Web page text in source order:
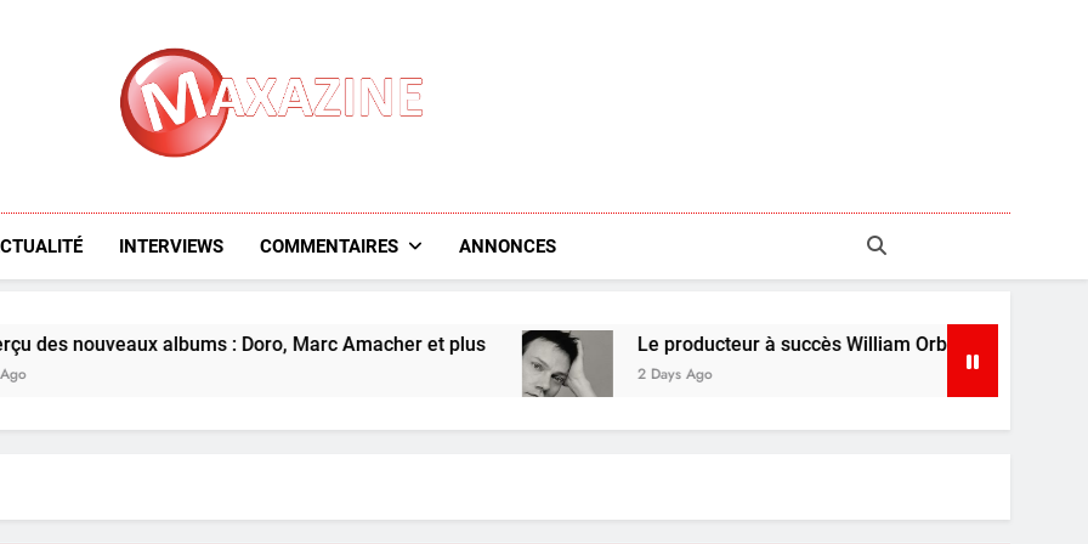
Maxazine.fr
INTERVIEWS COMMENTAIRES ANNONCES
albums : Doro, Marc Amacher et plus Le producteur à succès William Orbit est décédé
2 Days Ago